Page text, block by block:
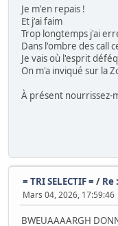
Je m'en repais !
Et j'ai faim
Trop longtemps j'ai
Dans l'ombre des call
Je vais où l'esprit
On m'a inviqué sur la
À présent nourrissez-
= TRI SELECTIF = / Re
Mars 04, 2026, 17:59:46
BWEUAAAARGH